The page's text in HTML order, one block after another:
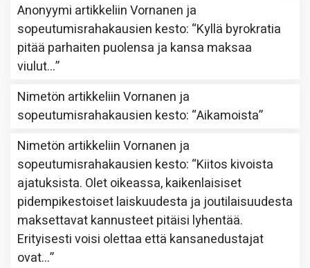
Anonyymi artikkeliinVornanen ja
sopeutumisrahakausien kesto: “Kyllä byrokratia
pitää parhaiten puolensa ja kansa maksaa
viulut…”
Nimetön artikkeliinVornanen ja
sopeutumisrahakausien kesto: “Aikamoista”
Nimetön artikkeliinVornanen ja
sopeutumisrahakausien kesto: “Kiitos kivoista
ajatuksista. Olet oikeassa, kaikenlaisiset
pidempikestoiset laiskuudesta ja joutilaisuudesta
maksettavat kannusteet pitäisi lyhentää.
Erityisesti voisi olettaa että kansanedustajat
ovat…”